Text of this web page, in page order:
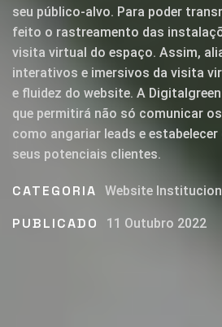
seu público-alvo. Para poder
feito o rastreamento das
visita virtual do espaço. Assim,
interativos e imersivos da visita
e fluidez do website. A
que permitirá não só comunicar
como angariar leads e
seus potenciais clientes.
CATEGORIA Website
PUBLICADO 11 Outubro 2022